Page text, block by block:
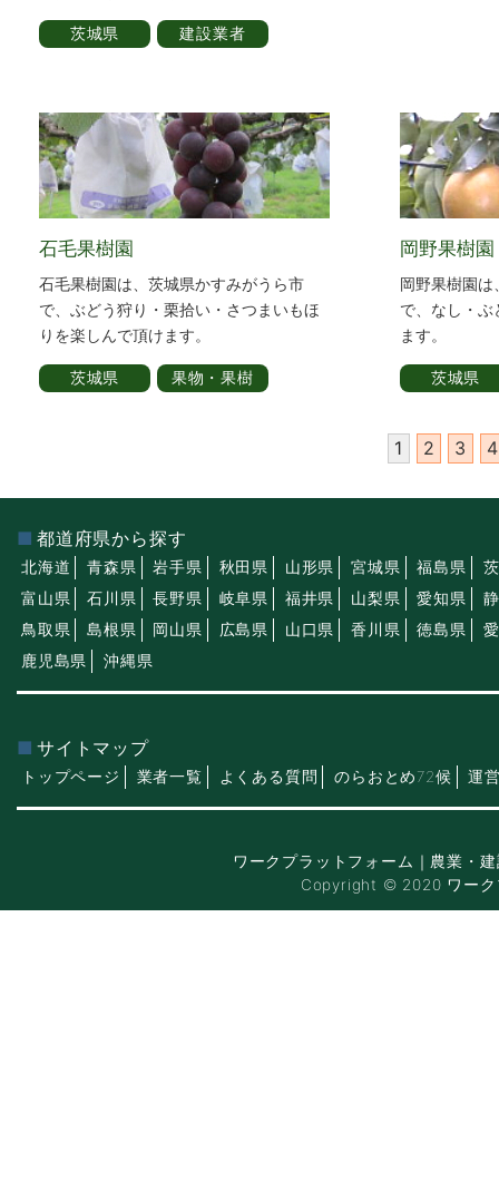
茨城県 建設業者
石毛果樹園
石毛果樹園は、茨城県かすみがうら市
で、ぶどう狩り・栗拾い・さつまいもほ
りを楽しんで頂けます。
茨城県 果物・果樹
岡野果樹園
岡野果樹園
で、なし・
ます。
茨城県
1 2 3 4
都道府県から探す
北海道 青森県 岩手県 秋田県 山形県 宮城県 福島県
富山県
石川県 長野県 岐阜県 福井県 山梨県 愛知県
鳥取県
島根県 岡山県 広島県 山口県 香川県 徳島県
鹿児島県
沖縄県
サイトマップ
トップページ 業者一覧 よくある質問 のらおとめ72候 運
ワークプラットフォーム｜農業・
Copyright © 2020 ワーク